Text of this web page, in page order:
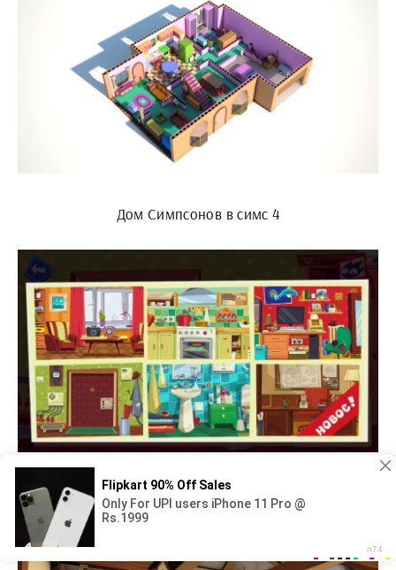
Дом Симпсонов в симс 4
Комната в МАЙНКРАФТЕ